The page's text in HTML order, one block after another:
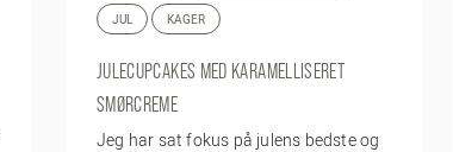
JUL KAGER
JULECUPCAKES MED KARAMELLISERET
SMØRCREME
Jeg har sat fokus på julens bedste og